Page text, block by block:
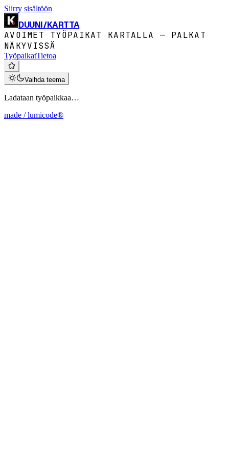
Siirry sisältöön
DUUNI/KARTTA
AVOIMET TYÖPAIKAT KARTALLA — PALKAT
NÄKYVISSÄ
TyöpaikatTietoa
Vaihda teema
Ladataan työpaikkaa…
made / lumicode®